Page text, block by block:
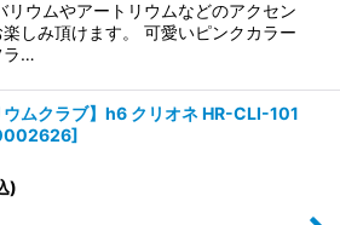
リウムやアートリウムなどのアクセン
楽しみ頂けます。 可愛いピンクカラー
ラ…
ウムクラブ】h6 クリオネ HR-CLI-101
]
)